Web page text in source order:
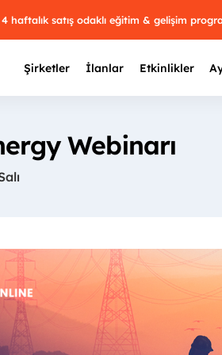
4 haftalık satış odaklı eğitim & gelişim
Şirketler İlanlar Etkinlikler
Webinarı